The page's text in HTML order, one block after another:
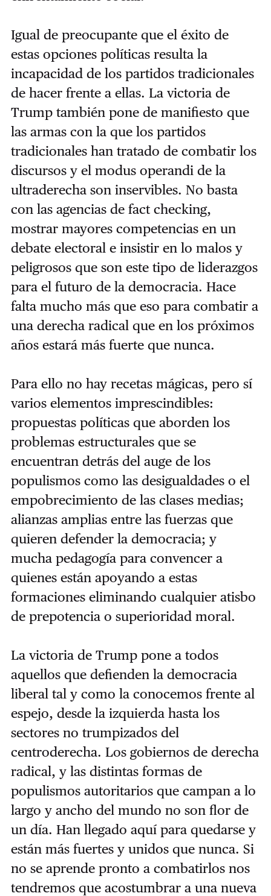
Igual de preocupante que el éxito de
estas opciones políticas resulta la
incapacidad de los partidos tradicionales
de hacer frente a ellas. La victoria de
Trump también pone de manifiesto que
las armas con la que los partidos
tradicionales han tratado de combatir los
discursos y el modus operandi de la
ultraderecha son inservibles. No basta
con las agencias de fact checking,
mostrar mayores competencias en un
debate electoral e insistir en lo malos y
peligrosos que son este tipo de liderazgos
para el futuro de la democracia. Hace
falta mucho más que eso para combatir a
una derecha radical que en los próximos
años estará más fuerte que nunca.
Para ello no hay recetas mágicas, pero sí
varios elementos imprescindibles:
propuestas políticas que aborden los
problemas estructurales que se
encuentran detrás del auge de los
populismos como las desigualdades o el
empobrecimiento de las clases medias;
alianzas amplias entre las fuerzas que
quieren defender la democracia; y
mucha pedagogía para convencer a
quienes están apoyando a estas
formaciones eliminando cualquier atisbo
de prepotencia o superioridad moral.
La victoria de Trump pone a todos
aquellos que defienden la democracia
liberal tal y como la conocemos frente al
espejo, desde la izquierda hasta los
sectores no trumpizados del
centroderecha. Los gobiernos de derecha
radical, y las distintas formas de
populismos autoritarios que campan a lo
largo y ancho del mundo no son flor de
un día. Han llegado aquí para quedarse y
están más fuertes y unidos que nunca. Si
no se aprende pronto a combatirlos nos
tendremos que acostumbrar a una nueva